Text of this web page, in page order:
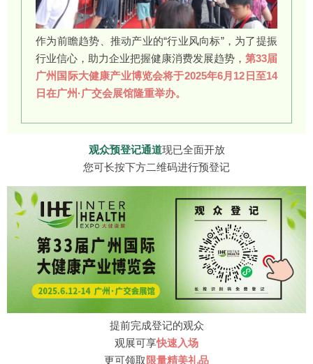
作为前瞻趋势、推动产业的“行业风向标”，为了提振
行业信心，助力企业把握健康消费发展趋势， 第33届
广州国际大健康产业博览会将于2025年6月12日至14
日在广州·广交会展馆隆重举办。
观众预登记通道现已全面开放
您可长按下方二维码进行预登记
提前完成登记的观众
观展可享快速入场
更可领取 限量精美礼品